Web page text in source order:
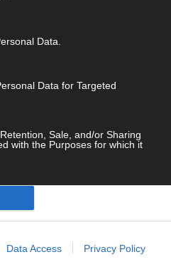
Data.
Data for Targeted
Sale, and/or Sharing
with the Purposes for which it
Data Access Privacy Policy